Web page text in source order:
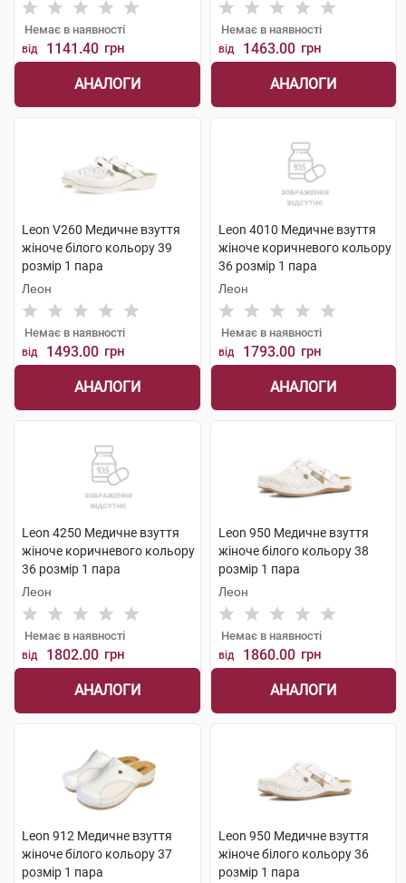
Немає в наявності
від 1141.40 грн
АНАЛОГИ
Немає в наявності
від 1463.00 грн
АНАЛОГИ
Leon V260 Медичне взуття
жіноче білого кольору 39
розмір 1 пара
Леон
Немає в наявності
від 1493.00 грн
АНАЛОГИ
Leon 4010 Медичне взуття
жіноче коричневого кольору
36 розмір 1 пара
Леон
Немає в наявності
від 1793.00 грн
АНАЛОГИ
Leon 4250 Медичне взуття
жіноче коричневого кольору
36 розмір 1 пара
Леон
Немає в наявності
від 1802.00 грн
АНАЛОГИ
Leon 950 Медичне взуття
жіноче білого кольору 38
розмір 1 пара
Леон
Немає в наявності
від 1860.00 грн
АНАЛОГИ
Leon 912 Медичне взуття
жіноче білого кольору 37
розмір 1 пара
Leon 950 Медичне взуття
жіноче білого кольору 36
розмір 1 пара